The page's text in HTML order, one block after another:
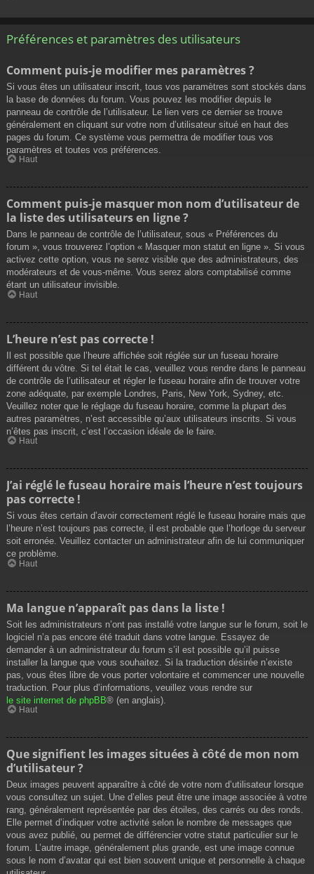
Préférences et paramètres des utilisateurs
Comment puis-je modifier mes paramètres ?
Si vous êtes un utilisateur inscrit, tous vos paramètres sont stockés dans
la base de données du forum. Vous pouvez les modifier depuis le
panneau de contrôle de l’utilisateur. Le lien vers ce dernier se trouve
généralement en cliquant sur votre nom d’utilisateur situé en haut des
pages du forum. Ce système vous permettra de modifier tous vos
paramètres et toutes vos préférences.
Haut
Comment puis-je masquer mon nom d’utilisateur de
la liste des utilisateurs en ligne ?
Dans le panneau de contrôle de l’utilisateur, sous « Préférences du
forum », vous trouverez l’option « Masquer mon statut en ligne ». Si vous
activez cette option, vous ne serez visible que des administrateurs, des
modérateurs et de vous-même. Vous serez alors comptabilisé comme
étant un utilisateur invisible.
Haut
L’heure n’est pas correcte !
Il est possible que l’heure affichée soit réglée sur un fuseau horaire
différent du vôtre. Si tel était le cas, veuillez vous rendre dans le panneau
de contrôle de l’utilisateur et régler le fuseau horaire afin de trouver votre
zone adéquate, par exemple Londres, Paris, New York, Sydney, etc.
Veuillez noter que le réglage du fuseau horaire, comme la plupart des
autres paramètres, n’est accessible qu’aux utilisateurs inscrits. Si vous
n’êtes pas inscrit, c’est l’occasion idéale de le faire.
Haut
J’ai réglé le fuseau horaire mais l’heure n’est toujours
pas correcte !
Si vous êtes certain d’avoir correctement réglé le fuseau horaire mais que
l’heure n’est toujours pas correcte, il est probable que l’horloge du serveur
soit erronée. Veuillez contacter un administrateur afin de lui communiquer
ce problème.
Haut
Ma langue n’apparaît pas dans la liste !
Soit les administrateurs n’ont pas installé votre langue sur le forum, soit le
logiciel n’a pas encore été traduit dans votre langue. Essayez de
demander à un administrateur du forum s’il est possible qu’il puisse
installer la langue que vous souhaitez. Si la traduction désirée n’existe
pas, vous êtes libre de vous porter volontaire et commencer une nouvelle
traduction. Pour plus d’informations, veuillez vous rendre sur
le site internet de phpBB® (en anglais).
Haut
Que signifient les images situées à côté de mon nom
d’utilisateur ?
Deux images peuvent apparaître à côté de votre nom d’utilisateur lorsque
vous consultez un sujet. Une d’elles peut être une image associée à votre
rang, généralement représentée par des étoiles, des carrés ou des ronds.
Elle permet d’indiquer votre activité selon le nombre de messages que
vous avez publié, ou permet de différencier votre statut particulier sur le
forum. L’autre image, généralement plus grande, est une image connue
sous le nom d’avatar qui est bien souvent unique et personnelle à chaque